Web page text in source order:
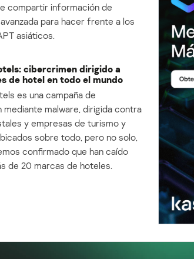
compartir información de
para hacer frente a los
asiáticos.
cibercrimen dirigido a
de hotel en todo el mundo
es una campaña de
malware, dirigida contra
y empresas de turismo y
sobre todo, pero no solo,
confirmado que han caído
de 20 marcas de hoteles.